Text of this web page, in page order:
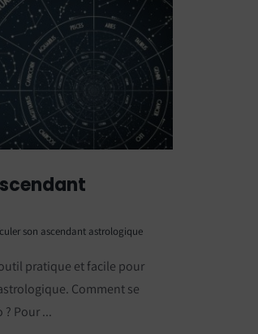
son ascendant astrologique
pratique et facile pour
Comment se
? Pour ...